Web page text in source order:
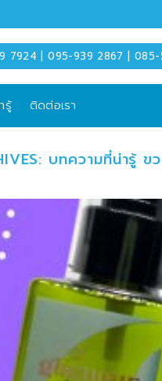
7924 | 095-939 2867 |
รู้ ติดต่อเรา
บทความที่น่ารู้ ข